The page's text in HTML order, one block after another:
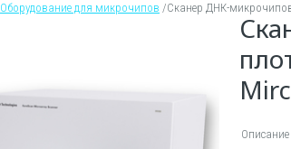
Оборудование для микрочипов /Сканер ДНК-
Описание